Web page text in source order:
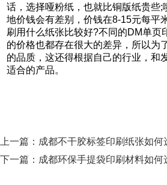
话，选择哑粉纸，也就比铜版纸贵些
地价钱会有差别，价钱在8-15元每平
刷用什么纸张比较好?不同的DM单页印
的价格也都存在很大的差异，所以
的品质，这还得根据自己的行业，
适合的产品。
上一篇： 成都不干胶标签印刷纸张如
下一篇： 成都环保手提袋印刷材料如何